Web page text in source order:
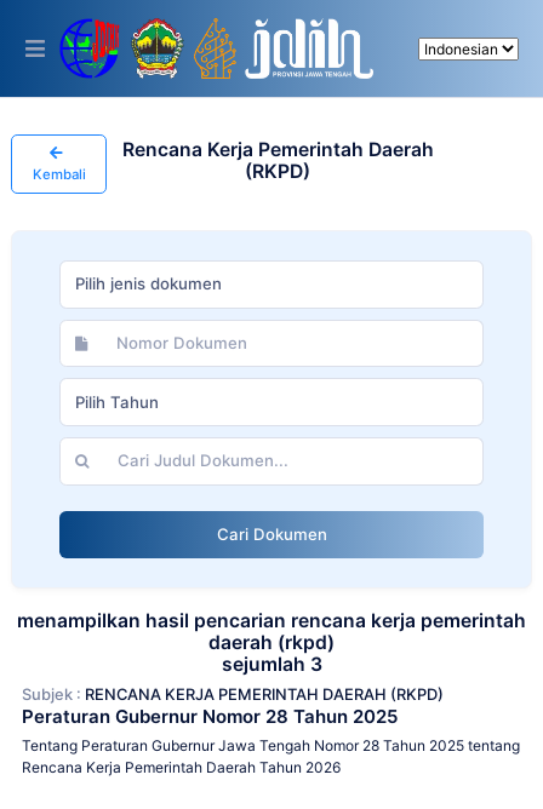
This
includes
accessibility
Kembali
Rencana Kerja Pemerintah Daerah
(RKPD)
Pilih jenis dokumen
Pilih Tahun
Cari Dokumen
menampilkan hasil pencarian rencana kerja pemerintah
daerah (rkpd)
sejumlah 3
Subjek : RENCANA KERJA PEMERINTAH DAERAH (RKPD)
Peraturan Gubernur Nomor 28 Tahun 2025
Tentang Peraturan Gubernur Jawa Tengah Nomor 28 Tahun 2025 tentang
Rencana Kerja Pemerintah Daerah Tahun 2026